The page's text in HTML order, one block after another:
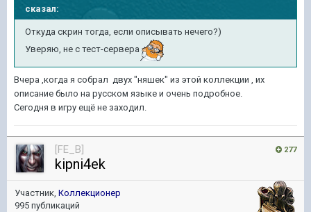
сказал:
Откуда скрин тогда, если описывать нечего?)
Уверяю, не с тест-сервера
Вчера ,когда я собрал двух "няшек" из этой коллекции , их
описание было на русском языке и очень подробное.
Сегодня в игру ещё не заходил.
277
[FE_B]
kipni4ek
Участник, Коллекционер
995 публикаций